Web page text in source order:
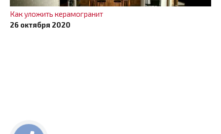
Как уложить керамогранит
26 октября 2020